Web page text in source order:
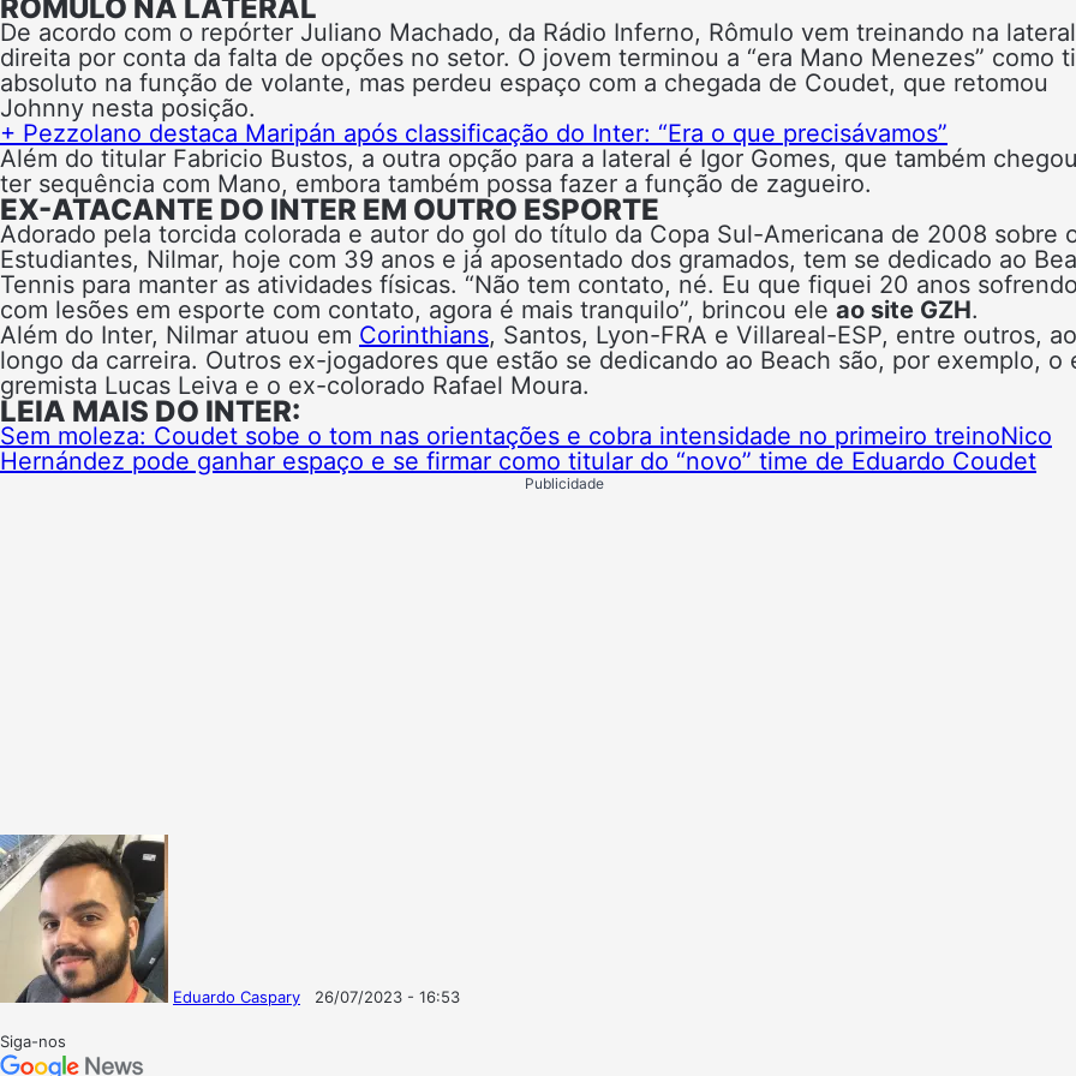
RÔMULO NA LATERAL
De acordo com o repórter Juliano Machado, da Rádio Inferno, Rômulo vem treinando na
direita por conta da falta de opções no setor. O jovem terminou a “era Mano Menezes” como
absoluto na função de volante, mas perdeu espaço com a chegada de Coudet, que retomou
Johnny nesta posição.
+ Pezzolano destaca Maripán após classificação do Inter: “Era o que precisávamos”
Além do titular Fabricio Bustos, a outra opção para a lateral é Igor Gomes, que também
ter sequência com Mano, embora também possa fazer a função de zagueiro.
EX-ATACANTE DO INTER EM OUTRO ESPORTE
Adorado pela torcida colorada e autor do gol do título da Copa Sul-Americana de 2008 sobre
Estudiantes, Nilmar, hoje com 39 anos e já aposentado dos gramados, tem se dedicado ao
Tennis para manter as atividades físicas. “Não tem contato, né. Eu que fiquei 20 anos sofrendo
com lesões em esporte com contato, agora é mais tranquilo”, brincou ele ao site GZH.
Além do Inter, Nilmar atuou em Corinthians, Santos, Lyon-FRA e Villareal-ESP, entre outros, ao
longo da carreira. Outros ex-jogadores que estão se dedicando ao Beach são, por exemplo, o
gremista Lucas Leiva e o ex-colorado Rafael Moura.
LEIA MAIS DO INTER:
Sem moleza: Coudet sobe o tom nas orientações e cobra intensidade no primeiro treinoNico
Hernández pode ganhar espaço e se firmar como titular do “novo” time de Eduardo Coudet
Publicidade
Eduardo Caspary
26/07/2023 - 16:53
Siga-nos